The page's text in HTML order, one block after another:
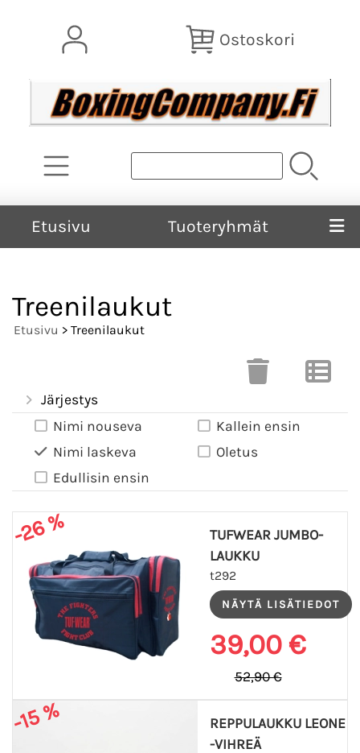
Ostoskori
Etusivu Tuoteryhmät
Treenilaukut
Etusivu > Treenilaukut
Järjestys
Nimi nouseva
Nimi laskeva
Edullisin ensin
Kallein ensin
Oletus
-26 %
TUFWEAR JUMBO-
LAUKKU
t292
39,00 €
52,90 €
-15 %
REPPULAUKKU LEONE
-VIHREÄ